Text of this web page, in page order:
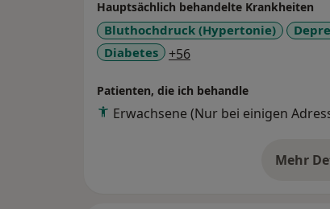
Hauptsächlich behandelte Krankheiten
Bluthochdruck (Hypertonie)
Diabetes
+56a11y_sr_more_diseases
Patienten, die ich behandle
Erwachsene (Nur bei einigen
Mehr